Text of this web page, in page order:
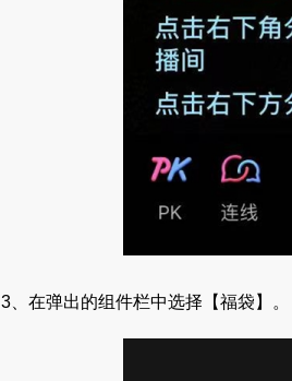
3、在弹出的组件栏中选择【福袋】。